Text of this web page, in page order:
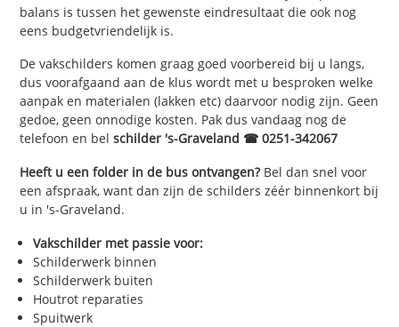
balans is tussen het gewenste eindresultaat die ook nog
eens budgetvriendelijk is.
De vakschilders komen graag goed voorbereid bij u langs,
dus voorafgaand aan de klus wordt met u besproken welke
aanpak en materialen (lakken etc) daarvoor nodig zijn. Geen
gedoe, geen onnodige kosten. Pak dus vandaag nog de
telefoon en belschilder 's-Graveland ☎ 0251-342067
Heeft u een folder in de bus ontvangen?Bel dan snel voor
een afspraak, want dan zijn de schilders zéér binnenkort bij
u in 's-Graveland.
Vakschilder met passie voor:
Schilderwerk binnen
Schilderwerk buiten
Houtrot reparaties
Spuitwerk